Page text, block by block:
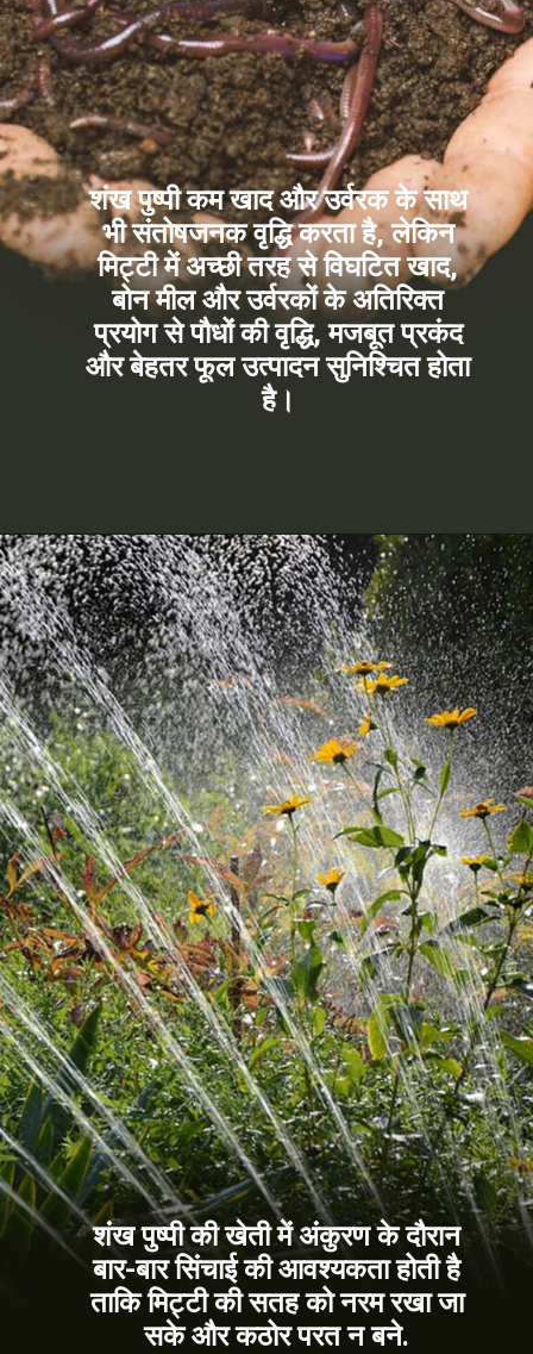
शंख पुष्पी कम खाद और उर्वरक के साथ
भी संतोषजनक वृद्धि करता है, लेकिन
मिट्टी में अच्छी तरह से विघटित खाद,
बोन मील और उर्वरकों के अतिरिक्त
प्रयोग से पौधों की वृद्धि, मजबूत प्रकंद
और बेहतर फूल उत्पादन सुनिश्चित होता
है।
शंख पुष्पी की खेती में अंकुरण के दौरान
बार-बार सिंचाई की आवश्यकता होती है
ताकि मिट्टी की सतह को नरम रखा जा
सके और कठोर परत न बने.